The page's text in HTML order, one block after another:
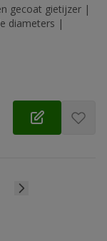
gecoat gietijzer |
diameters |